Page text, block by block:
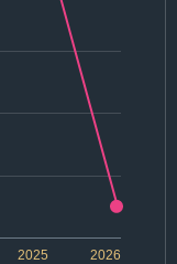
2026
2025